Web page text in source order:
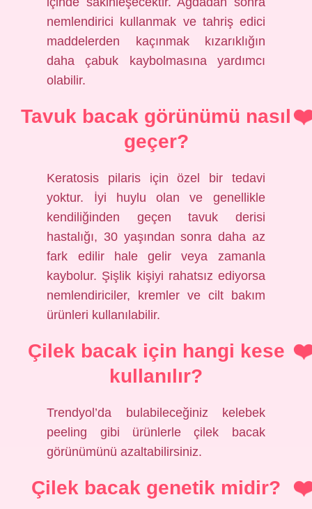
nemlendirici kullanmak ve tahriş edici
maddelerden kaçınmak kızarıklığın
daha çabuk kaybolmasına yardımcı
olabilir.
Tavuk bacak görünümü nasıl
geçer?
Keratosis pilaris için özel bir tedavi
yoktur. İyi huylu olan ve genellikle
kendiliğinden geçen tavuk derisi
hastalığı, 30 yaşından sonra daha az
fark edilir hale gelir veya zamanla
kaybolur. Şişlik kişiyi rahatsız ediyorsa
nemlendiriciler, kremler ve cilt bakım
ürünleri kullanılabilir.
Çilek bacak için hangi kese
kullanılır?
Trendyol’da bulabileceğiniz kelebek
peeling gibi ürünlerle çilek bacak
görünümünü azaltabilirsiniz.
Çilek bacak genetik midir?